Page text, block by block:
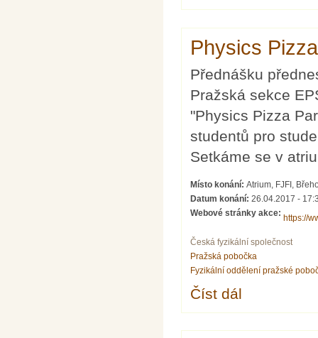
Physics
Přednášku
Pražská sekce
"Physics Pizza
studentů pro
Setkáme se v
Místo konání:Atrium, FJFI,
Datum konání:26.04.2017 -
Webové stránky akce:
https://
Česká fyzikální společnost
Pražská pobočka
Fyzikální oddělení pražské
Číst dál